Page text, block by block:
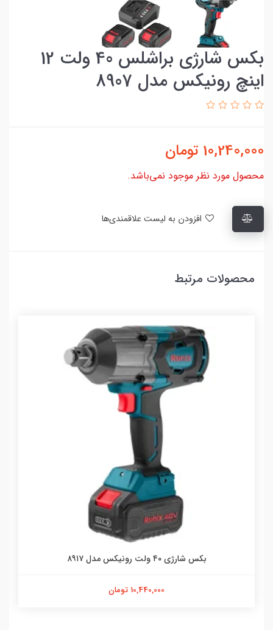
بکس شارژی براشلس 40 ولت 12
اینچ رونیکس مدل 8907
10,240,000 تومان
محصول مورد نظر موجود نمی‌باشد.
محصولات مرتبط
بکس شارژی ۴۰ ولت رونیکس مدل ۸۹۱۷
10,440,000 تومان